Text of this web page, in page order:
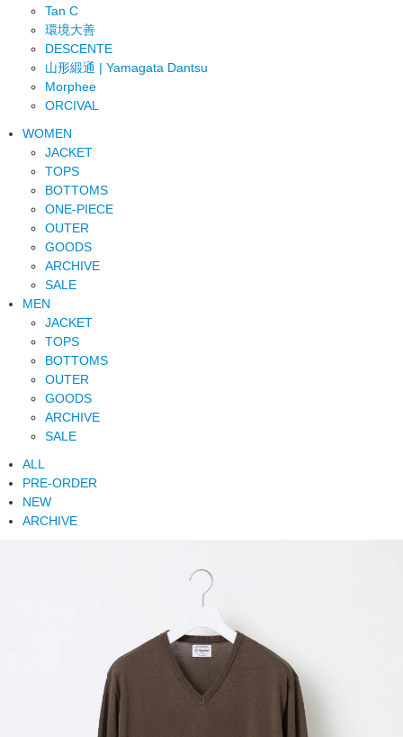
Tan C
環境大善
DESCENTE
山形緞通 | Yamagata Dantsu
Morphee
ORCIVAL
WOMEN
JACKET
TOPS
BOTTOMS
ONE-PIECE
OUTER
GOODS
ARCHIVE
SALE
MEN
JACKET
TOPS
BOTTOMS
OUTER
GOODS
ARCHIVE
SALE
ALL
PRE-ORDER
NEW
ARCHIVE